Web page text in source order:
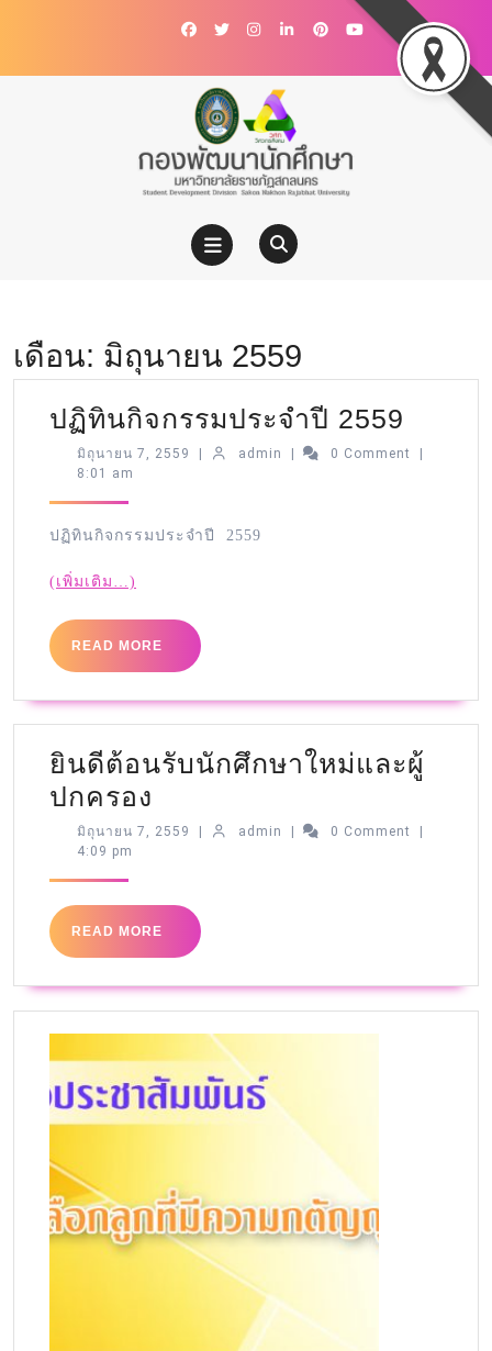
เดือน: มิถุนายน 2559
ปฏิทินกิจกรรมประจำปี 2559
มิถุนายน 7, 2559 admin 0 Comment
8:01 am
ปฏิทินกิจกรรมประจำปี 2559
(เพิ่มเติม…)
READ MORE
ยินดีต้อนรับนักศึกษาใหม่และผู้
ปกครอง
มิถุนายน 7, 2559 admin 0 Comment
4:09 pm
READ MORE